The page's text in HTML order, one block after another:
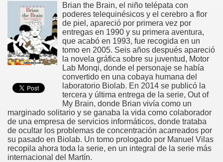
Brian the Brain, el niño telépata con
poderes telequinésicos y el cerebro a flor
de piel, apareció por primera vez por
entregas en 1990 y su primera aventura,
que acabó en 1993, fue recogida en un
tomo en 2005. Seis años después apareció
la novela gráfica sobre su juventud, Motor
Lab Monqi, donde el personaje se había
convertido en una cobaya humana del
laboratorio Biolab. En 2014 se publicó la
tercera y última entrega de la serie, Out of
My Brain, donde Brian vivía como un
marginado solitario y se ganaba la vida como colaborador
de una empresa de servicios informáticos, donde trataba
de ocultar los problemas de concentración acarreados por
su pasado en Biolab. Un tomo prologado por Manuel Vilas
recopila ahora toda la serie, en un integral de la serie más
internacional del Martín.